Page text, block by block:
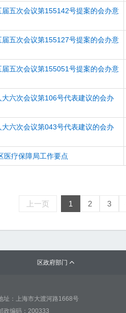
届五次会议第155142号提案的会办意
届五次会议第155127号提案的会办意
届五次会议第155051号提案的会办意
大六次会议第106号代表建议的会办
大六次会议第043号代表建议的会办
医疗保障局工作要点
上一页 1 2 3
区政府部门 
址：上海市大渡河路1668号
政编码：200333